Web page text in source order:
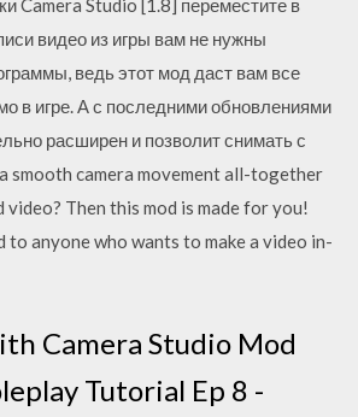
Camera Studio [1.8] переместите в
видео из игры вам не нужны
ведь этот мод даст вам все
в игре. А с последними обновлениями
расширен и позволит снимать с
smooth camera movement all-together
Then this mod is made for you!
to anyone who wants to make a video in-
Camera Studio Mod
Tutorial Ep 8 -